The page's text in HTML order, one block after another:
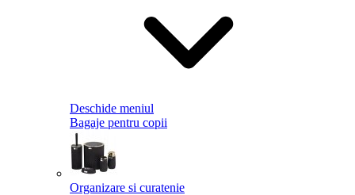
Deschide meniul
Bagaje pentru copii
Organizare si curatenie